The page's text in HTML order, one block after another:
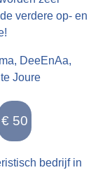
verdere op- en
DeeEnAa,
Joure
bedrijf in